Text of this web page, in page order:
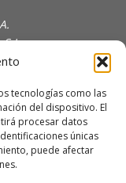
tecnologías como las
del dispositivo. El
procesar datos
únicas
puede afectar